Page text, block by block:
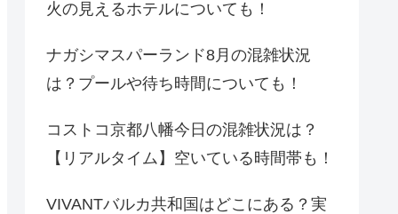
火の見えるホテルについても！
ナガシマスパーランド8月の混雑状況
は？プールや待ち時間についても！
コストコ京都八幡今日の混雑状況は？
【リアルタイム】空いている時間帯も！
VIVANTバルカ共和国はどこにある？実